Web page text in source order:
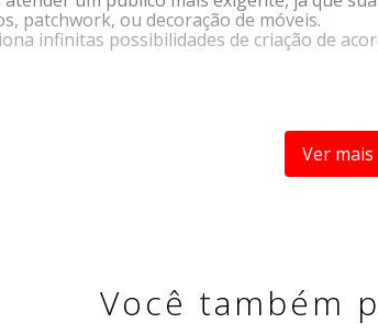
patchwork, ou decoração de móveis.
infinitas possibilidades de criação de
Ver mais
Você também